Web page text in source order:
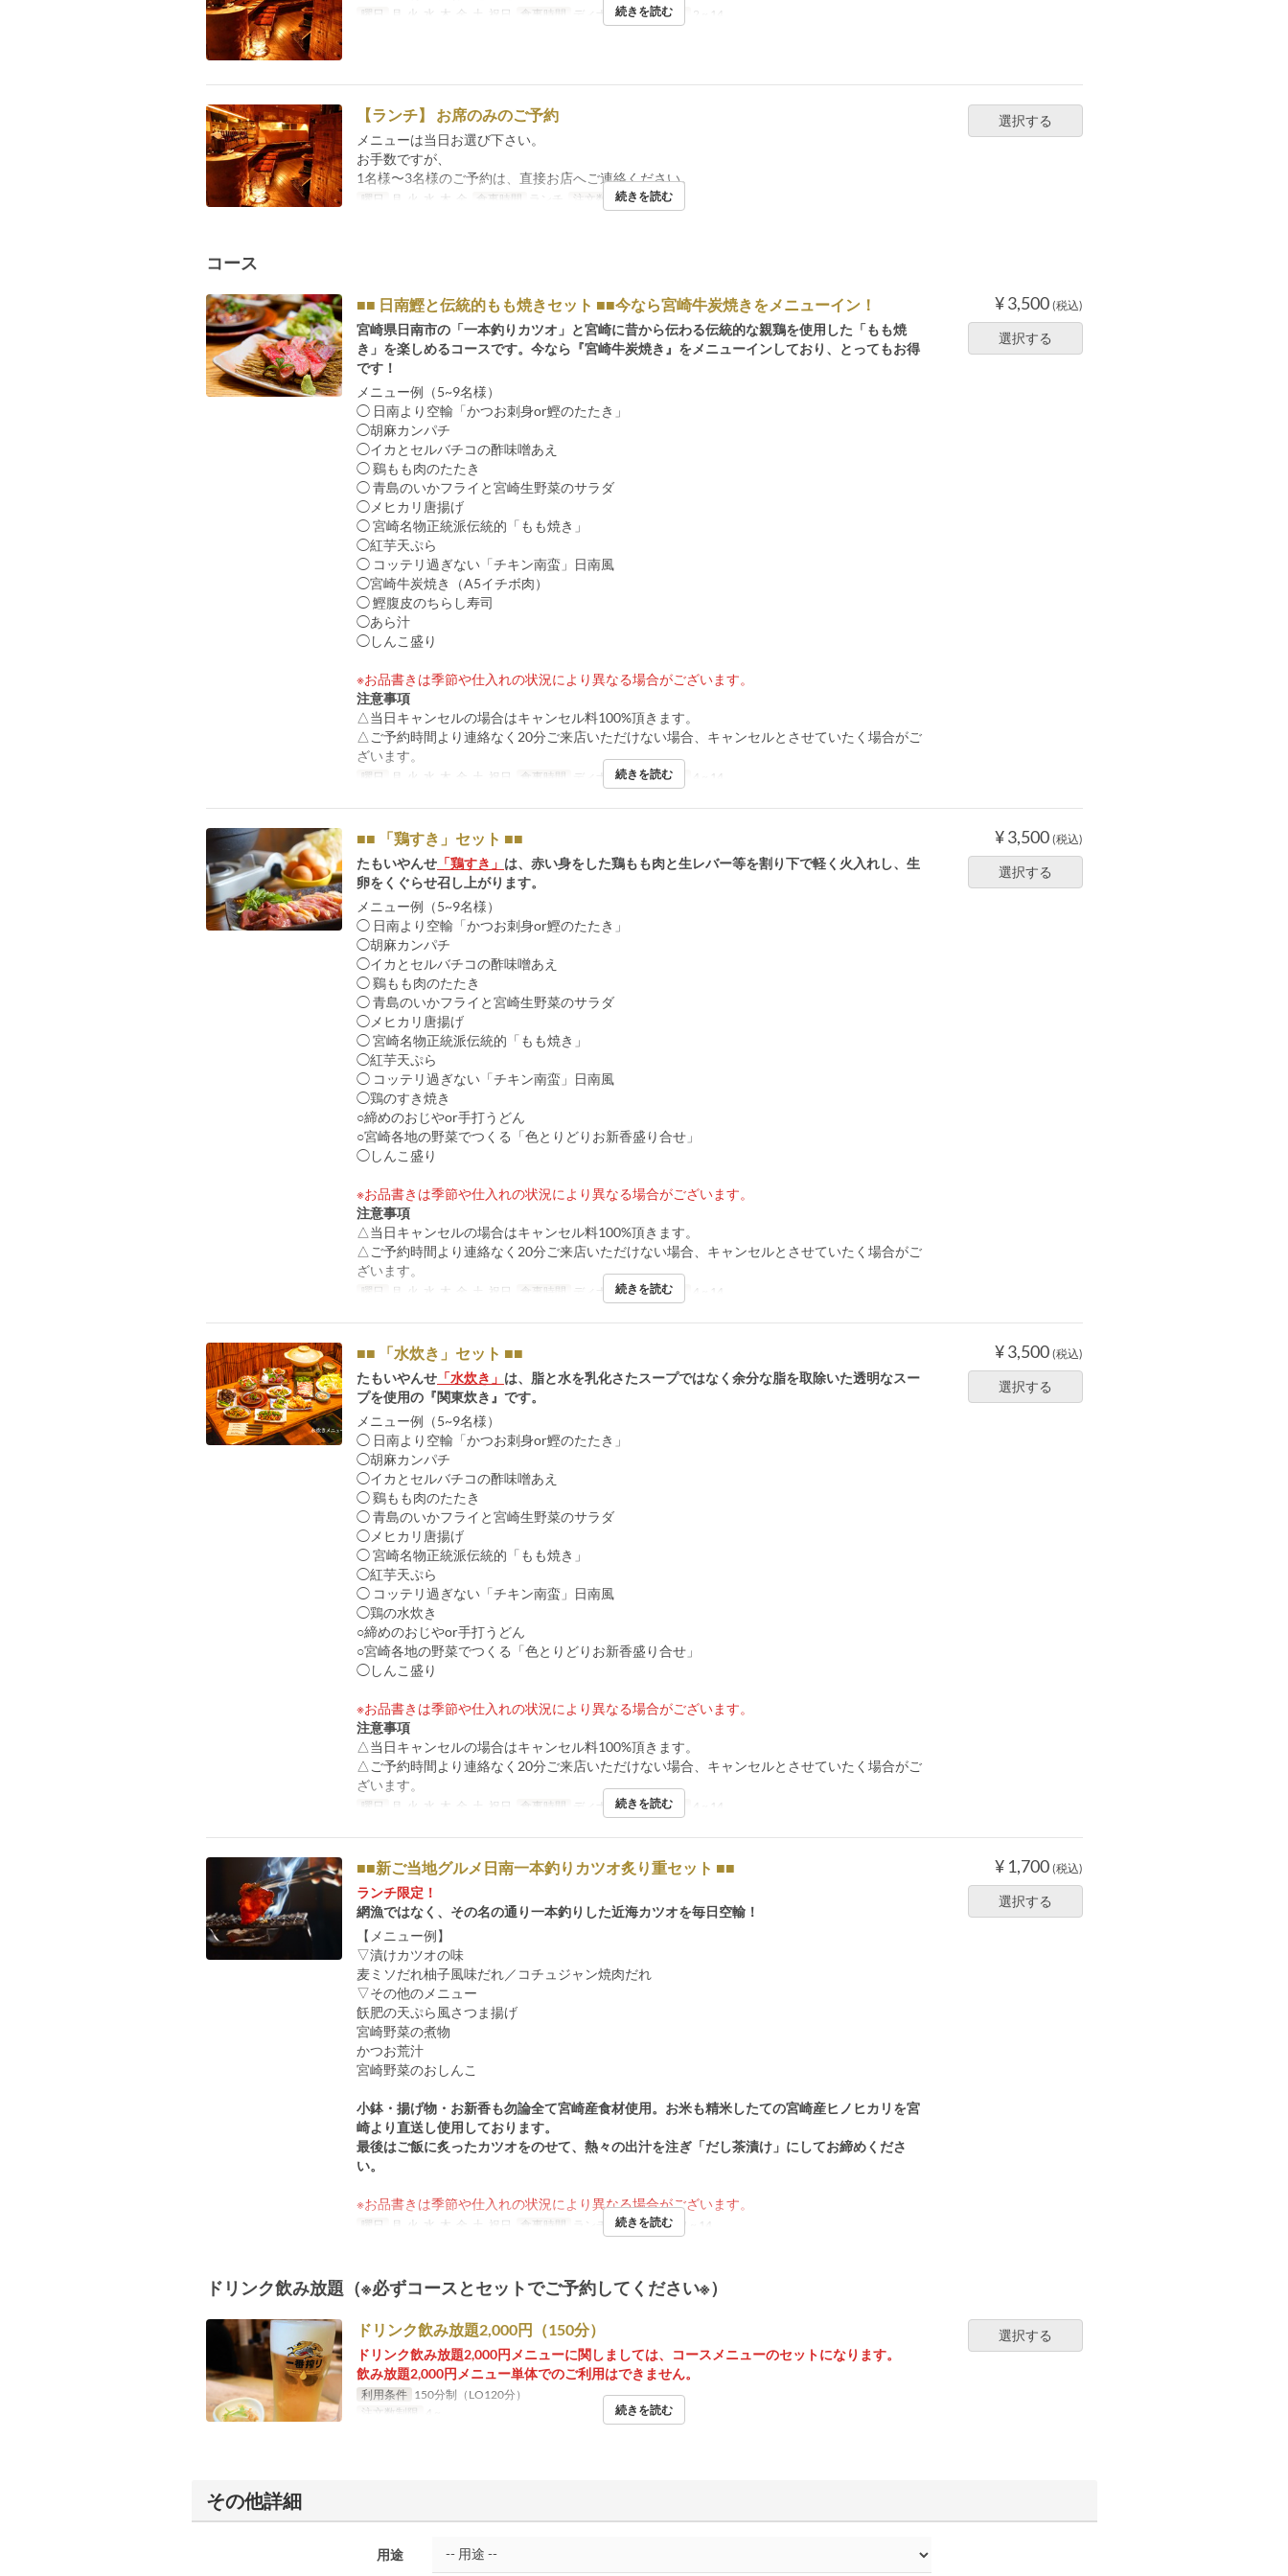
曜日 月, 火, 水, 木, 金, 土, 祝日 食事時間 ディナー 注文数制限 2 ~ 14
続きを読む
選択する
【ランチ】 お席のみのご予約
メニューは当日お選び下さい。
お手数ですが、
1名様〜3名様のご予約は、直接お店へご連絡ください。
曜日 月, 火, 水, 木, 金 食事時間 ランチ 注文数制限 3 ~ 10
続きを読む
コース
¥ 3,500 (税込)
選択する
■■ 日南鰹と伝統的もも焼きセット ■■今なら宮崎牛炭焼きをメニューイン！
宮崎県日南市の「一本釣りカツオ」と宮崎に昔から伝わる伝統的な親鶏を使用した「もも焼
き」を楽しめるコースです。今なら『宮崎牛炭焼き』をメニューインしており、とってもお得
です！
メニュー例（5~9名様）
◯ 日南より空輸「かつお刺身or鰹のたたき」
◯胡麻カンパチ
◯イカとセルバチコの酢味噌あえ
◯ 鷄もも肉のたたき
◯ 青島のいかフライと宮崎生野菜のサラダ
◯メヒカリ唐揚げ
◯ 宮崎名物正統派伝統的「もも焼き」
◯紅芋天ぷら
◯ コッテリ過ぎない「チキン南蛮」日南風
◯宮崎牛炭焼き（A5イチボ肉）
◯ 鰹腹皮のちらし寿司
◯あら汁
◯しんこ盛り
※お品書きは季節や仕入れの状況により異なる場合がございます。
注意事項
△当日キャンセルの場合はキャンセル料100%頂きます。
△ご予約時間より連絡なく20分ご来店いただけない場合、キャンセルとさせていたく場合がご
ざいます。
曜日 月, 火, 水, 木, 金, 土, 祝日 食事時間 ディナー 注文数制限 4 ~ 14
続きを読む
¥ 3,500 (税込)
選択する
■■ 「鶏すき」セット ■■
たもいやんせ「鶏すき」 は、赤い身をした鶏もも肉と生レバー等を割り下で軽く火入れし、生
卵をくぐらせ召し上がります。
メニュー例（5~9名様）
◯ 日南より空輸「かつお刺身or鰹のたたき」
◯胡麻カンパチ
◯イカとセルバチコの酢味噌あえ
◯ 鷄もも肉のたたき
◯ 青島のいかフライと宮崎生野菜のサラダ
◯メヒカリ唐揚げ
◯ 宮崎名物正統派伝統的「もも焼き」
◯紅芋天ぷら
◯ コッテリ過ぎない「チキン南蛮」日南風
◯鶏のすき焼き
○締めのおじやor手打うどん
○宮崎各地の野菜でつくる「色とりどりお新香盛り合せ」
◯しんこ盛り
※お品書きは季節や仕入れの状況により異なる場合がございます。
注意事項
△当日キャンセルの場合はキャンセル料100%頂きます。
△ご予約時間より連絡なく20分ご来店いただけない場合、キャンセルとさせていたく場合がご
ざいます。
曜日 月, 火, 水, 木, 金, 土, 祝日 食事時間 ディナー 注文数制限 4 ~ 14
続きを読む
¥ 3,500 (税込)
選択する
■■ 「水炊き」セット ■■
たもいやんせ「水炊き」 は、脂と水を乳化さたスープではなく余分な脂を取除いた透明なスー
プを使用の『関東炊き』です。
メニュー例（5~9名様）
◯ 日南より空輸「かつお刺身or鰹のたたき」
◯胡麻カンパチ
◯イカとセルバチコの酢味噌あえ
◯ 鷄もも肉のたたき
◯ 青島のいかフライと宮崎生野菜のサラダ
◯メヒカリ唐揚げ
◯ 宮崎名物正統派伝統的「もも焼き」
◯紅芋天ぷら
◯ コッテリ過ぎない「チキン南蛮」日南風
◯鶏の水炊き
○締めのおじやor手打うどん
○宮崎各地の野菜でつくる「色とりどりお新香盛り合せ」
◯しんこ盛り
※お品書きは季節や仕入れの状況により異なる場合がございます。
注意事項
△当日キャンセルの場合はキャンセル料100%頂きます。
△ご予約時間より連絡なく20分ご来店いただけない場合、キャンセルとさせていたく場合がご
ざいます。
曜日 月, 火, 水, 木, 金, 土, 祝日 食事時間 ディナー 注文数制限 4 ~ 14
続きを読む
¥ 1,700 (税込)
選択する
■■新ご当地グルメ日南一本釣りカツオ炙り重セット ■■
ランチ限定！
網漁ではなく、その名の通り一本釣りした近海カツオを毎日空輸！
【メニュー例】
▽漬けカツオの味
麦ミソだれ柚子風味だれ／コチュジャン焼肉だれ
▽その他のメニュー
飫肥の天ぷら風さつま揚げ
宮崎野菜の煮物
かつお荒汁
宮崎野菜のおしんこ
小鉢・揚げ物・お新香も勿論全て宮崎産食材使用。お米も精米したての宮崎産ヒノヒカリを宮
崎より直送し使用しております。
最後はご飯に炙ったカツオをのせて、熱々の出汁を注ぎ「だし茶漬け」にしてお締めくださ
い。
※お品書きは季節や仕入れの状況により異なる場合がございます。
曜日 月, 火, 水, 木, 金, 土, 祝日 食事時間 ランチ 注文数制限 1 ~ 14
続きを読む
ドリンク飲み放題（※必ずコースとセットでご予約してください※）
選択する
ドリンク飲み放題2,000円（150分）
ドリンク飲み放題2,000円メニューに関しましては、コースメニューのセットになります。
飲み放題2,000円メニュー単体でのご利用はできません。
利用条件 150分制（LO120分）
注文数制限
4 ~ 続きを読む
その他詳細
用途